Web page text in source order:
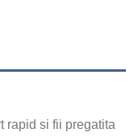
rapid si fii pregatita